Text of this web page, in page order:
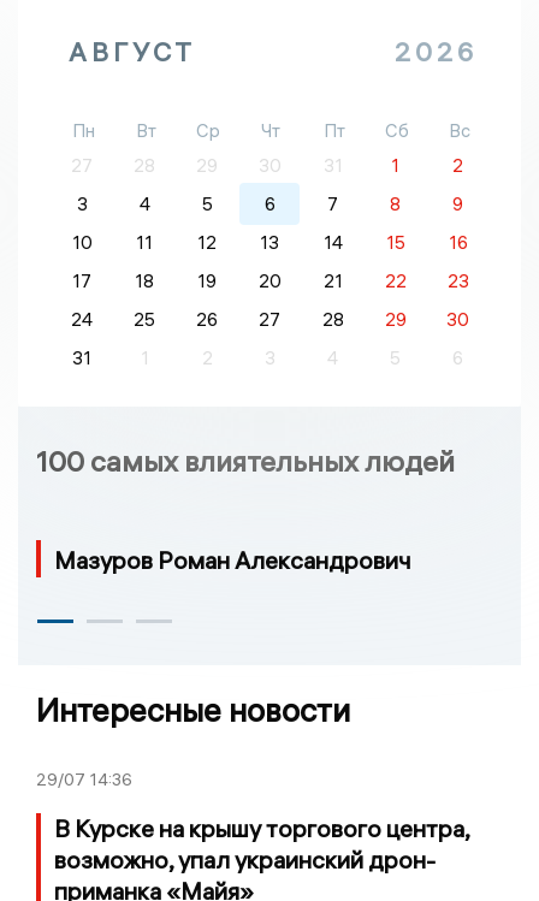
АВГУСТ 2026
Пн Вт Ср Чт Пт Сб
Вс
27
28 29 30 31 1
2
3
4 5 6 7 8
9
10
11 12 13 14 15
16
17
18 19 20 21 22
23
24
25 26 27 28 29
30
31
1 2 3 4 5 6
100 самых влиятельных людей
Мазуров Роман Александрович
Интересные новости
29/07 14:36
В Курске на крышу торгового центра,
возможно, упал украинский дрон-
приманка «Майя»